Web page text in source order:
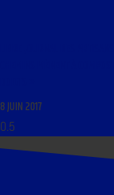
8 JUIN 2017